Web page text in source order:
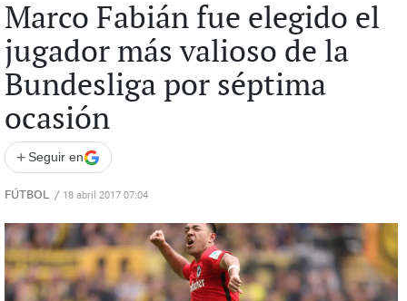
Marco Fabián fue elegido el
jugador más valioso de la
Bundesliga por séptima
ocasión
+ Seguir en
FÚTBOL / 18 abril 2017 07:04